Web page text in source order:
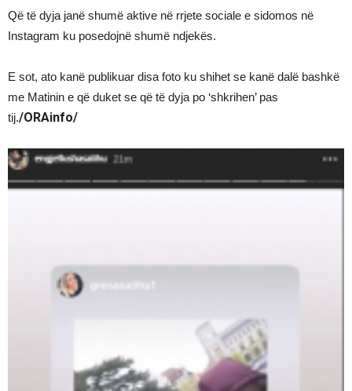
Që të dyja janë shumë aktive në rrjete sociale e sidomos në
Instagram ku posedojnë shumë ndjekës.
E sot, ato kanë publikuar disa foto ku shihet se kanë dalë bashkë
me Matinin e që duket se që të dyja po ‘shkrihen’ pas
tij./ORAinfo/